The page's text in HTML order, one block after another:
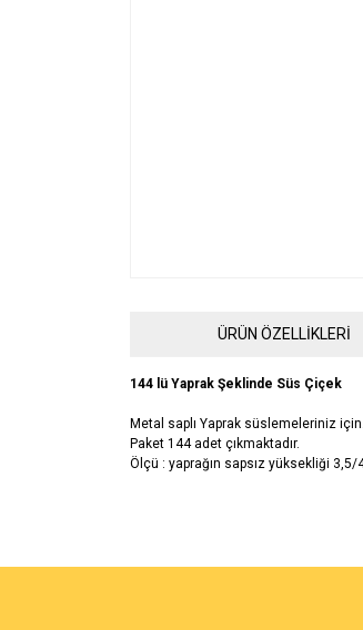
ÜRÜN ÖZELLİKLERİ
144 lü Yaprak Şeklinde Süs Çiçek
Metal saplı Yaprak süslemeleriniz için.
Paket 144 adet çıkmaktadır.
Ölçü : yaprağın sapsız yüksekliği 3,5/